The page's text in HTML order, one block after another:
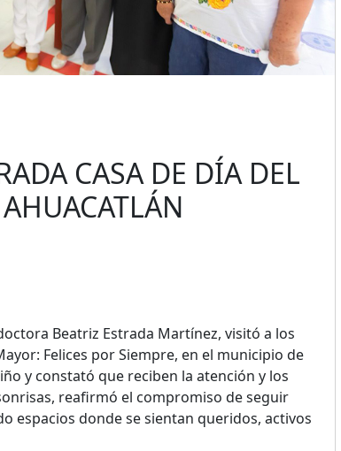
CASA DE DÍA DEL
Beatriz Estrada Martínez, visitó a los
Felices por Siempre, en el municipio de
y constató que reciben la atención y los
reafirmó el compromiso de seguir
espacios donde se sientan queridos, activos